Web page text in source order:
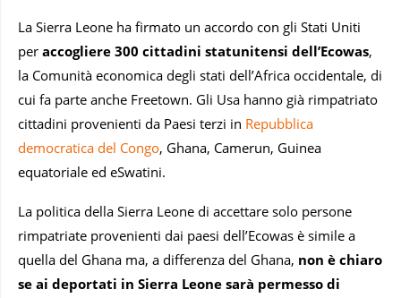
La Sierra Leone ha firmato un accordo con gli Stati Uniti
per accogliere 300 cittadini statunitensi dell’Ecowas,
la Comunità economica degli stati dell’Africa occidentale, di
cui fa parte anche Freetown. Gli Usa hanno già rimpatriato
cittadini provenienti da Paesi terzi in Repubblica
democratica del Congo, Ghana, Camerun, Guinea
equatoriale ed eSwatini.
La politica della Sierra Leone di accettare solo persone
rimpatriate provenienti dai paesi dell’Ecowas è simile a
quella del Ghana ma, a differenza del Ghana, non è chiaro
se ai deportati in Sierra Leone sarà permesso di